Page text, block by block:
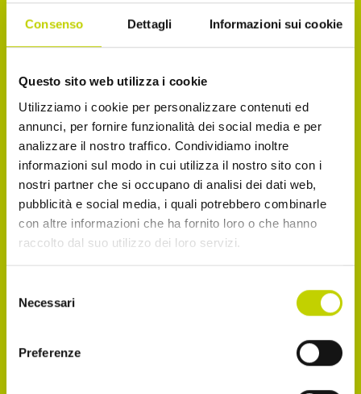
Consenso Dettagli Informazioni sui cookie
Questo sito web utilizza i cookie
Utilizziamo i cookie per personalizzare contenuti ed
annunci, per fornire funzionalità dei social media e per
analizzare il nostro traffico. Condividiamo inoltre
informazioni sul modo in cui utilizza il nostro sito con i
nostri partner che si occupano di analisi dei dati web,
pubblicità e social media, i quali potrebbero combinarle
con altre informazioni che ha fornito loro o che hanno
raccolto dal suo utilizzo dei loro servizi.
delNecessari
Preferenze
La Newsletter del Festival
Iscriviti alla Newsletter del Festival Internazionale
dell’Economia per essere sempre informato sulle
novità e gli appuntamenti in agenda!
Email
indicato nel punto 2.b dell'informativa ex art. 13